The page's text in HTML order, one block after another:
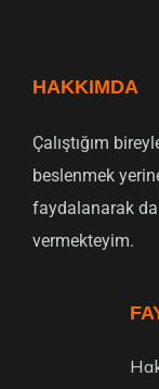
HAKKIMDA
Çalıştığım
beslenmek
faydalanarak
vermekteyim.